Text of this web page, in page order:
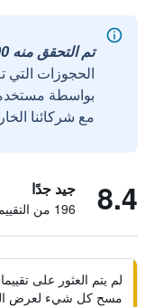
تم التحقق منه 100%
الحجوزات التي
مع شركائنا
8.4 جيد جدًا
196 من التقييمات تم التحقق منها
لم يتم العثور على
مسح كل شيء لعرض